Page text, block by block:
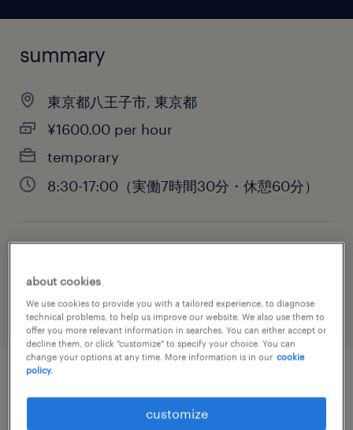
summary
東京都八王子市, 東京都
¥1600.00 per hour
temporary
8:30-17:00（実働7時間30分・休憩60分）
administrative & support services
job details
about cookies
We use cookies to provide you with a tailored experience, to diagnose
technical problems, to help us improve our website. We also use them to
offer you more relevant information in searches. You can either accept or
decline them, or click "customize" to specify your choice. You can
change your options at any time. More information is in our cookie
policy.
customize